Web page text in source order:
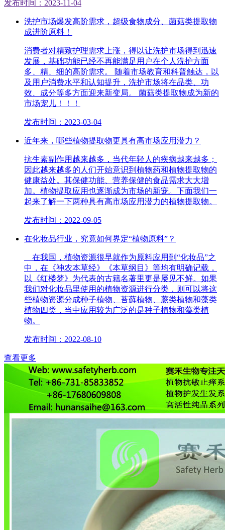
发布时间：2023-11-04
洗护市场爆发高阶需求，超级食物成分、菌菇类提取物
成进阶原料！
消费者对精致护理需求上涨，得以让洗护市场得到迅速
发展，基础功能已经不再能满足用户在个人洗护方面
多、精、细的高阶需求。 随着市场教育和科普触达，以
及用户消费水平和认知提升，洗护市场将在品类、功
效、成分等多方面迎来新变局。 菌菇类提取物成为新的
市场宠儿！！！
发布时间：2023-03-04
近年来，哪些植物提取物更具有高市场应用潜力？
抗生素副作用越来越多，当代年轻人的疾病越来越多；
因此越来越多的人们开始意识到植物药和植物提取物的
健康益处。其保健功能、营养保健的食品需求大大增
加。植物提取应用也逐渐成为市场的新宠。下面我们一
起来了解一下两种具有高市场应用潜力的植物提取物。
发布时间：2022-09-05
在化妆品行业，究竟如何界定“植物原料”？
在我国，植物资源很早就作为原料应用到“化妆品”之
中，在《神农本草经》《本草纲目》等均有明确记载，
以《红楼梦》为代表的古籍名著里更是屡见不鲜。如果
我们对化妆品里使用的植物资源进行分类，则可以将这
些植物资源分成种子植物、苔藓植物、蕨类植物和藻类
植物四类，当中应用较为广泛的是种子植物和藻类植
物。
发布时间：2022-08-10
查看更多